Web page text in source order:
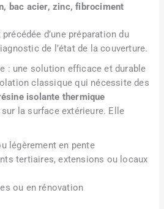
bac acier, zinc, fibrociment
d’une préparation du
de l’état de la couverture.
: une solution efficace et durable
classique qui nécessite des
isolante thermique
la surface extérieure. Elle
légèrement en pente
tertiaires, extensions ou locaux
ou en rénovation